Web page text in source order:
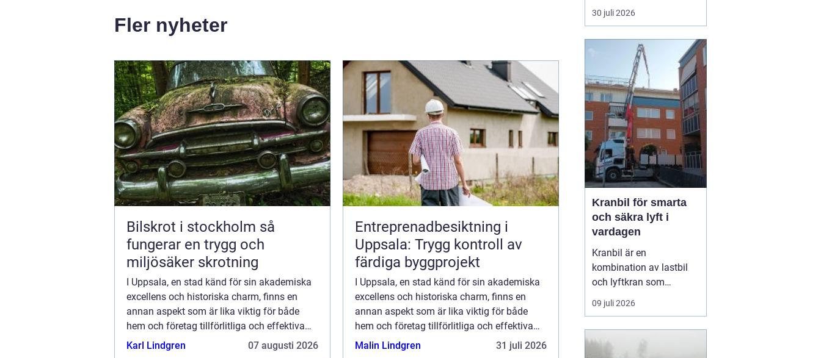
Fler nyheter
Bilskrot i stockholm så
fungerar en trygg och
miljösäker skrotning
I Uppsala, en stad känd för sin akademiska
excellens och historiska charm, finns en
annan aspekt som är lika viktig för både
hem och företag tillförlitliga och effektiva
kylsystem. Kylinstallation Uppsala är e...
Karl Lindgren 07 augusti 2026
Entreprenadbesiktning i
Uppsala: Trygg kontroll av
färdiga byggprojekt
I Uppsala, en stad känd för sin akademiska
excellens och historiska charm, finns en
annan aspekt som är lika viktig för både
hem och företag tillförlitliga och effektiva
kylsystem. Kylinstallation Uppsala är e...
Malin Lindgren 31 juli 2026
Det handler om å ha
oversikt, kunne styre
sikre mennesker, verdier
og informasjon på en
ryddig måte. Moderne
lø...
30 juli 2026
Kranbil för smarta
och säkra lyft i
vardagen
Kranbil är en
kombination av lastbil
och lyftkran som
används när tungt eller
skrymmande material
säkert och
09 juli 2026